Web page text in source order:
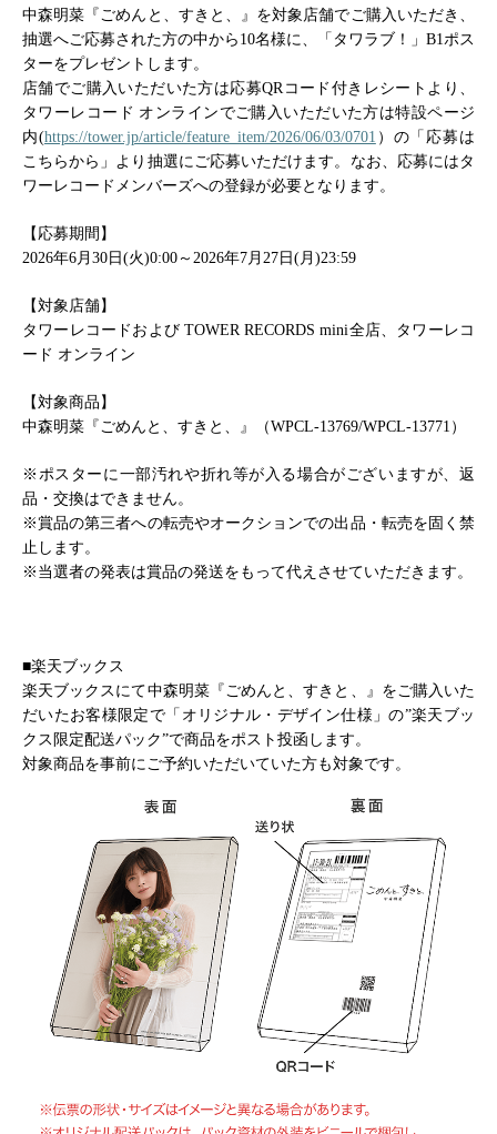
中森明菜『ごめんと、すきと、』を対象店舗でご購入いただき、
抽選へご応募された方の中から10名様に、「タワラブ！」B1ポス
ターをプレゼントします。
店舗でご購入いただいた方は応募QRコード付きレシートより、
タワーレコード オンラインでご購入いただいた方は特設ページ
内(https://tower.jp/article/feature_item/2026/06/03/0701 ）の「応募は
こちらから」より抽選にご応募いただけます。なお、応募にはタ
ワーレコードメンバーズへの登録が必要となります。
【応募期間】
2026年6月30日(火)0:00～2026年7月27日(月)23:59
【対象店舗】
タワーレコードおよび TOWER RECORDS mini全店、タワーレコ
ード オンライン
【対象商品】
中森明菜『ごめんと、すきと、』（WPCL-13769/WPCL-13771）
※ ポスターに一部汚れや折れ等が入る場合がございますが、返
品・交換はできません。
※賞品の第三者への転売やオークションでの出品・転売を固く禁
止します。
※当選者の発表は賞品の発送をもって代えさせていただきます。
■楽天ブックス
楽天ブックスにて中森明菜『ごめんと、すきと、』をご購入いた
だいたお客様限定で「オリジナル・デザイン仕様」の”楽天ブッ
クス限定配送パック”で商品をポスト投函します。
対象商品を事前にご予約いただいていた方も対象です。